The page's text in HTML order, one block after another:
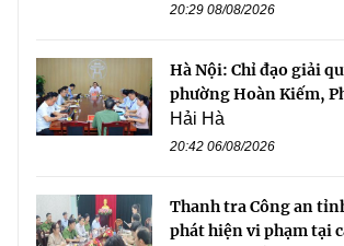
20:29 08/08/2026
Hà Nội: Chỉ đạo giải
phường Hoàn Kiếm,
Hải Hà
20:42 06/08/2026
Thanh tra Công an
phát hiện vi phạm tại